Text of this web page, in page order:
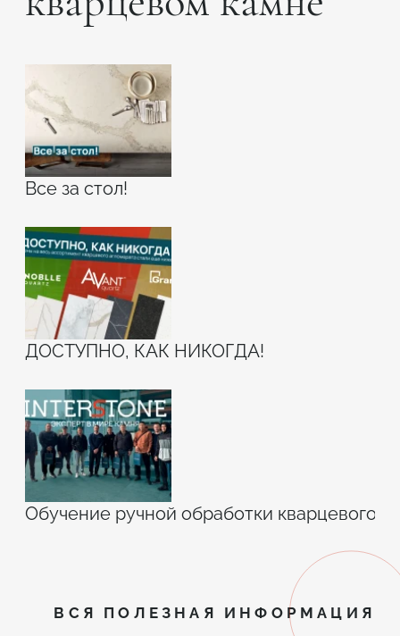
Все за стол!
ДОСТУПНО, КАК НИКОГДА!
Обучение ручной обработки кварцевого
ВСЯ ПОЛЕЗНАЯ ИНФОРМАЦИЯ